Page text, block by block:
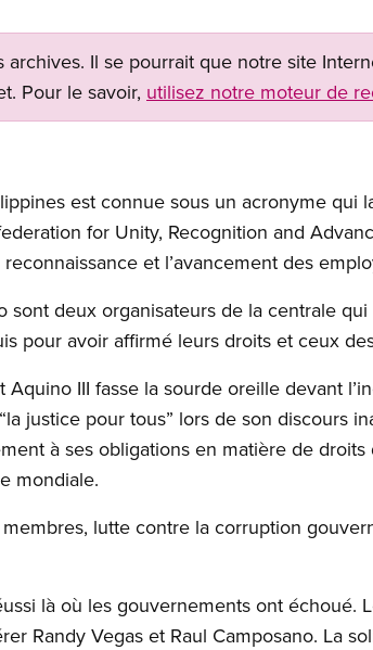
Il se pourrait que notre site
Pour le savoir, utilisez notre moteur de
est connue sous un acronyme qui
for Unity, Recognition and
et l’avancement des
sont deux organisateurs de la centrale
pour avoir affirmé leurs droits et ceux
III fasse la sourde oreille devant
justice pour tous” lors de son discours
à ses obligations en matière de
mondiale.
lutte contre la corruption
là où les gouvernements ont échoué.
Randy Vegas et Raul Camposano. La